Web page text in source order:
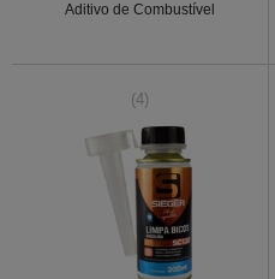
Aditivo de Combustível
(4)